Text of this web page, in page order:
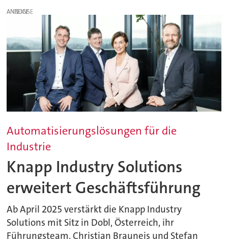
ANZEIGE
Automatisierungslösungen für die
Industrie
Knapp Industry Solutions
erweitert Geschäftsführung
Ab April 2025 verstärkt die Knapp Industry
Solutions mit Sitz in Dobl, Österreich, ihr
Führungsteam. Christian Brauneis und Stefan